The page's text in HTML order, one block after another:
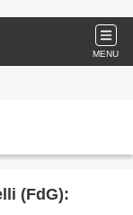
MENU
(FdG):